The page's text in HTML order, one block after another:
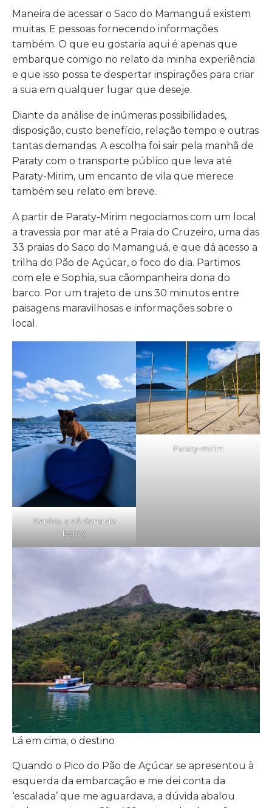
Maneira de acessar o Saco do Mamanguá existem
muitas. E pessoas fornecendo informações
também. O que eu gostaria aqui é apenas que
embarque comigo no relato da minha experiência
e que isso possa te despertar inspirações para criar
a sua em qualquer lugar que deseje.
Diante da análise de inúmeras possibilidades,
disposição, custo benefício, relação tempo e outras
tantas demandas. A escolha foi sair pela manhã de
Paraty com o transporte público que leva até
Paraty-Mirim, um encanto de vila que merece
também seu relato em breve.
A partir de Paraty-Mirim negociamos com um local
a travessia por mar até a Praia do Cruzeiro, uma das
33 praias do Saco do Mamanguá, e que dá acesso a
trilha do Pão de Açúcar, o foco do dia. Partimos
com ele e Sophia, sua cãompanheira dona do
barco. Por um trajeto de uns 30 minutos entre
paisagens maravilhosas e informações sobre o
local.
Sophia, a cã dona do
barco
Paraty-mirim
Lá em cima, o destino
Quando o Pico do Pão de Açúcar se apresentou à
esquerda da embarcação e me dei conta da
‘escalada’ que me aguardava, a dúvida abalou